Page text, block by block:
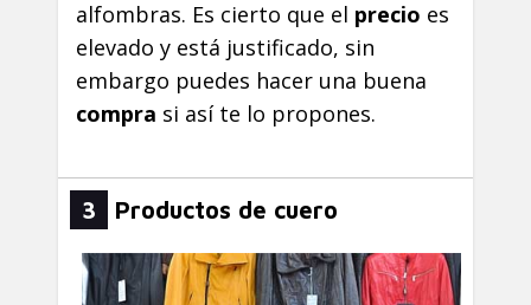
alfombras. Es cierto que el precio es
elevado y está justificado, sin
embargo puedes hacer una buena
compra si así te lo propones.
3 Productos de cuero